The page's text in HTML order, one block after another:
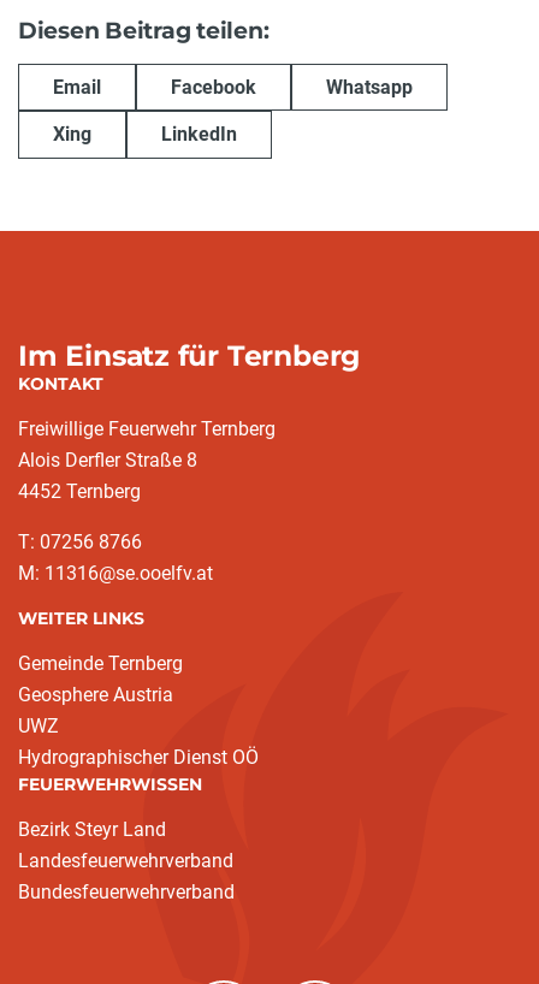
Diesen Beitrag teilen:
Email Facebook Whatsapp
Xing LinkedIn
Im Einsatz für Ternberg
KONTAKT
Freiwillige Feuerwehr Ternberg
Alois Derfler Straße 8
4452 Ternberg
T: 07256 8766
M: 11316@se.ooelfv.at
WEITER LINKS
Gemeinde Ternberg
Geosphere Austria
UWZ
Hydrographischer Dienst OÖ
FEUERWEHRWISSEN
Bezirk Steyr Land
Landesfeuerwehrverband
Bundesfeuerwehrverband